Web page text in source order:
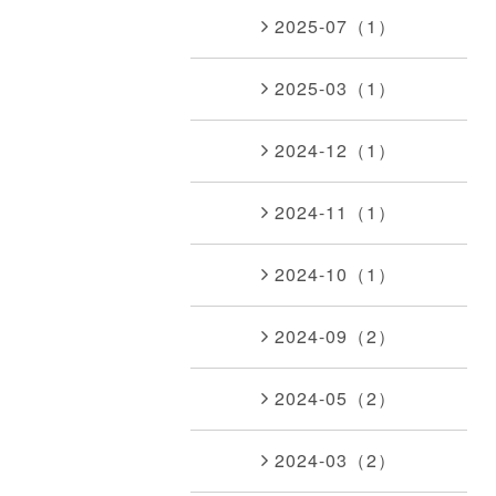
2025-07（1）
2025-03（1）
2024-12（1）
2024-11（1）
2024-10（1）
2024-09（2）
2024-05（2）
2024-03（2）